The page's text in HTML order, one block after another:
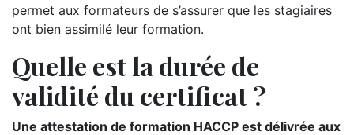
permet aux formateurs de s’assurer que les stagiaires
ont bien assimilé leur formation.
Quelle est la durée de
validité du certificat ?
Une attestation de formation HACCP est délivrée aux